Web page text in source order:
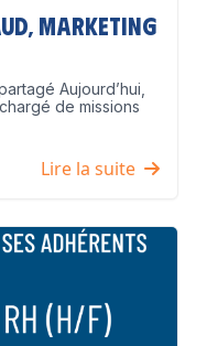
Marketing
Aujourd’hui,
de missions
Lire la suite